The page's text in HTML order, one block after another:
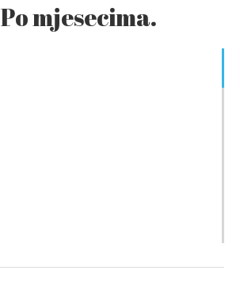
Po mjesecima.